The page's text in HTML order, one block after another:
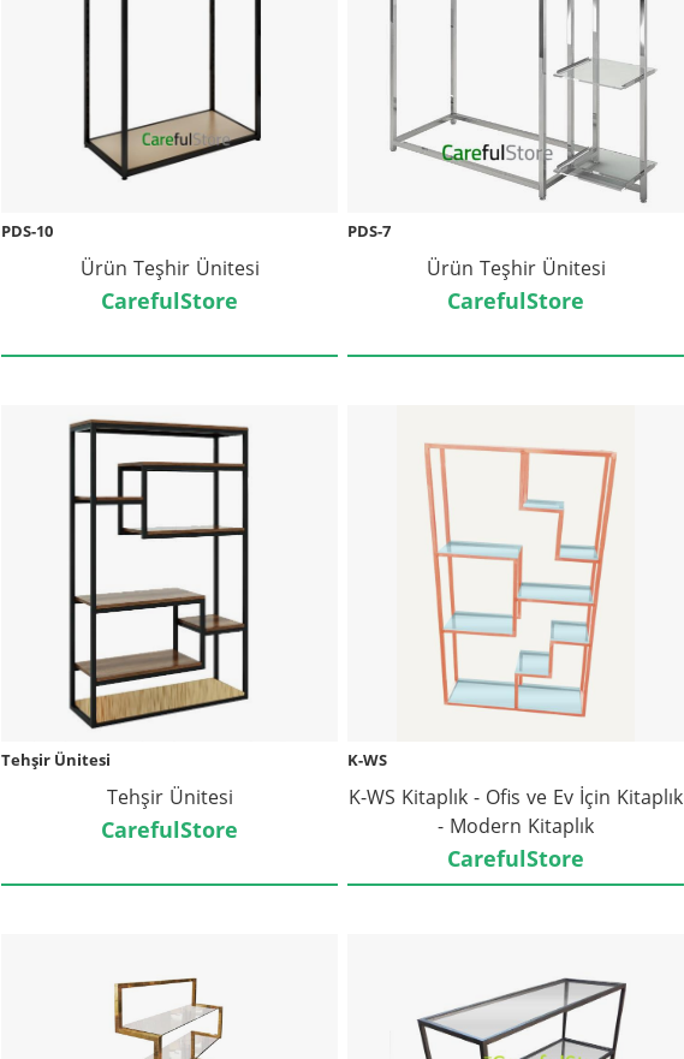
PDS-10
Ürün Teşhir Ünitesi
CarefulStore
PDS-7
Ürün Teşhir Ünitesi
CarefulStore
Tehşir Ünitesi
Tehşir Ünitesi
CarefulStore
K-WS
K-WS Kitaplık - Ofis ve Ev İçin Kitaplık
- Modern Kitaplık
CarefulStore